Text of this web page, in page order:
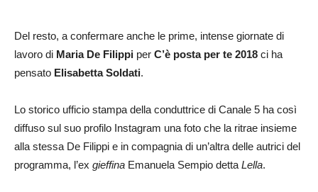
Del resto, a confermare anche le prime, intense giornate di
lavoro di Maria De Filippi per C’è posta per te 2018 ci ha
pensato Elisabetta Soldati.
Lo storico ufficio stampa della conduttrice di Canale 5 ha così
diffuso sul suo profilo Instagram una foto che la ritrae insieme
alla stessa De Filippi e in compagnia di un’altra delle autrici del
programma, l’ex gieffina Emanuela Sempio detta Lella.